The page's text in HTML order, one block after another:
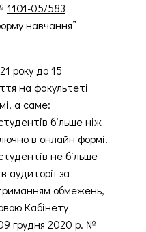
1101-05/583
навчання”
року до 15
на факультеті
а саме:
більше ніж
в онлайн формі.
не більше
аудиторії за
обмежень,
Кабінету
грудня 2020 р. №